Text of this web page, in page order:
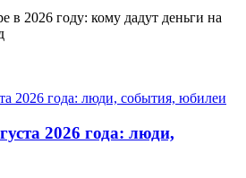
2026 году: кому дадут деньги на
2026 года: люди,